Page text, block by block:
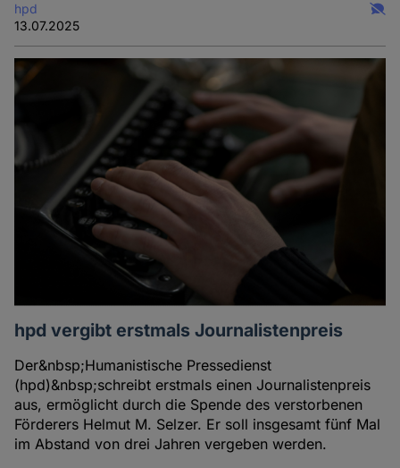
hpd
13.07.2025
hpd vergibt erstmals Journalistenpreis
Der&nbsp;Humanistische Pressedienst
(hpd)&nbsp;schreibt erstmals einen Journalistenpreis
aus, ermöglicht durch die Spende des verstorbenen
Förderers Helmut M. Selzer. Er soll insgesamt fünf Mal
im Abstand von drei Jahren vergeben werden.